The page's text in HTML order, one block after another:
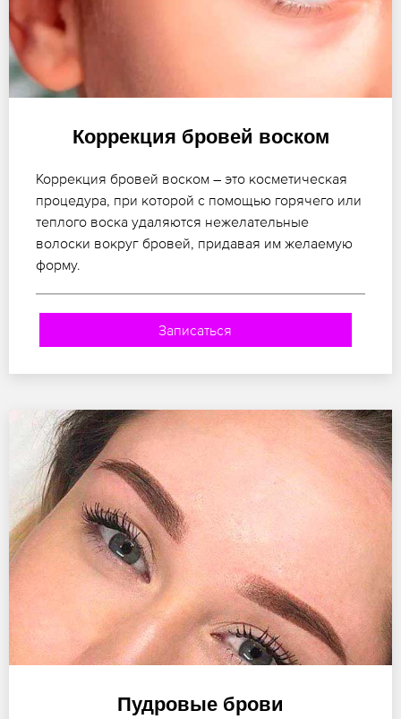
Коррекция бровей воском
Коррекция бровей воском – это косметическая
процедура, при которой с помощью горячего или
теплого воска удаляются нежелательные
волоски вокруг бровей, придавая им желаемую
форму.
Записаться
Пудровые брови